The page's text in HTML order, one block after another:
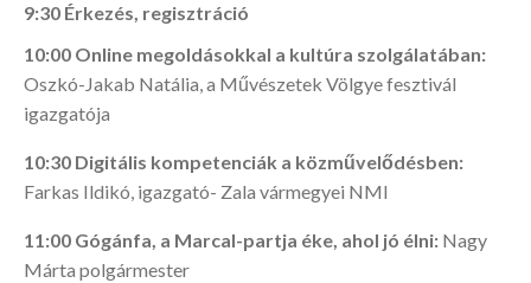
9:30 Érkezés, regisztráció
10:00 Online megoldásokkal a kultúra szolgálatában:
Oszkó-Jakab Natália, a Művészetek Völgye fesztivál
igazgatója
10:30 Digitális kompetenciák a közművelődésben:
Farkas Ildikó, igazgató- Zala vármegyei NMI
11:00 Gógánfa, a Marcal-partja éke, ahol jó élni: Nagy
Márta polgármester